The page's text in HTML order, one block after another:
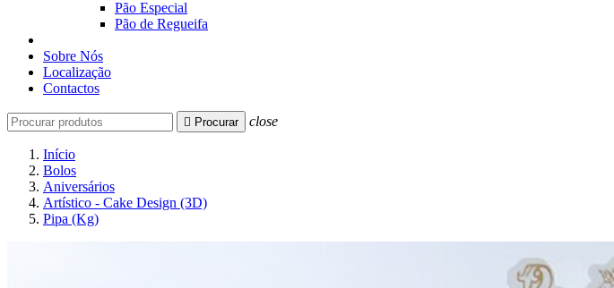
Pão Especial
Pão de Regueifa
Sobre Nós
Localização
Contactos
 Procurar close
Início
Bolos
Aniversários
Artístico - Cake Design (3D)
Pipa (Kg)